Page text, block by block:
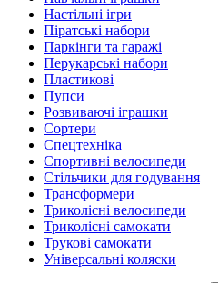
Настільні ігри
Піратські набори
Паркінги та гаражі
Перукарські набори
Пластикові
Пупси
Розвиваючі іграшки
Сортери
Спецтехніка
Спортивні велосипеди
Стільчики для годування
Трансформери
Триколісні велосипеди
Триколісні самокати
Трукові самокати
Універсальні коляски